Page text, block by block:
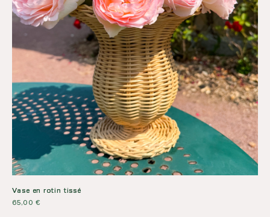
Vase en rotin tissé
65,00€